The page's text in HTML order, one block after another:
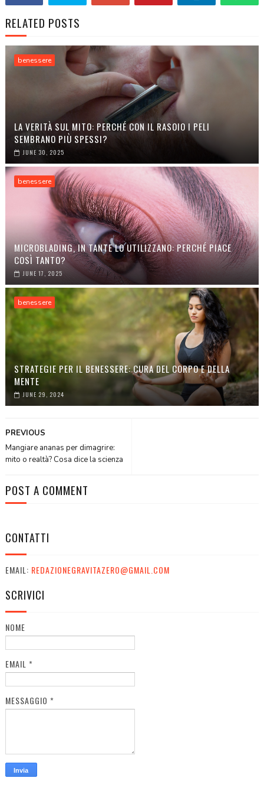
RELATED POSTS
benessere
LA VERITÀ SUL MITO: PERCHÉ CON IL RASOIO I PELI
SEMBRANO PIÙ SPESSI?
JUNE 30, 2025
benessere
MICROBLADING, IN TANTE LO UTILIZZANO: PERCHÉ PIACE
COSÌ TANTO?
JUNE 17, 2025
benessere
STRATEGIE PER IL BENESSERE: CURA DEL CORPO E DELLA
MENTE
JUNE 29, 2024
PREVIOUS
Mangiare ananas per dimagrire:
mito o realtà? Cosa dice la scienza
POST A COMMENT
CONTATTI
EMAIL: REDAZIONEGRAVITAZERO@GMAIL.COM
SCRIVICI
NOME
EMAIL *
MESSAGGIO *